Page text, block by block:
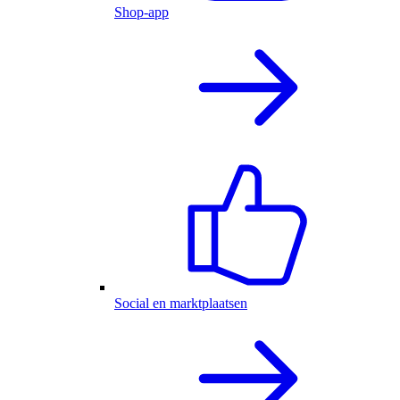
Shop-app
Social en marktplaatsen